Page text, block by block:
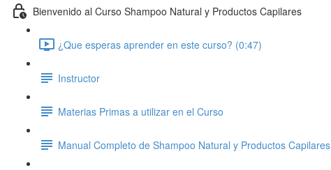
Bienvenido al Curso Shampoo Natural y Productos Capilares
¿Que esperas aprender en este curso? (0:47)
Instructor
Materias Primas a utilizar en el Curso
Manual Completo de Shampoo Natural y Productos Capilares